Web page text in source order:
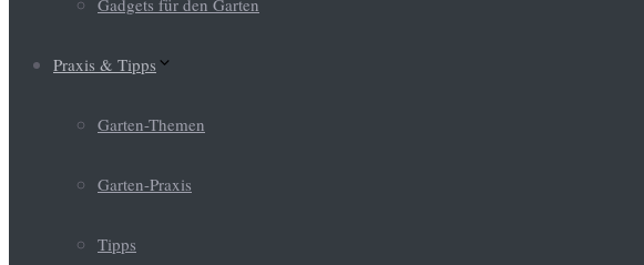
Gadgets für den Garten
Praxis & Tipps
Garten-Themen
Garten-Praxis
Tipps